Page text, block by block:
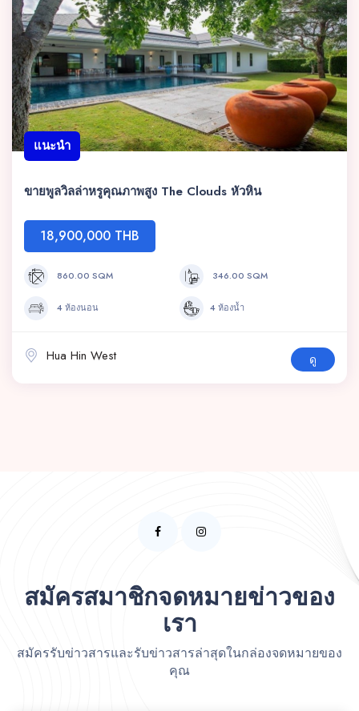
แนะนำ
ขายพูลวิลล่าหรูคุณภาพสูง The Clouds หัวหิน
18,900,000 THB
860.00 SQM 346.00 SQM
4 ห้องนอน 4 ห้องน้ำ
Hua Hin West ดู
สมัครสมาชิกจดหมายข่าวของ
เรา
สมัครรับข่าวสารและรับข่าวสารล่าสุดในกล่องจดหมายของ
คุณ